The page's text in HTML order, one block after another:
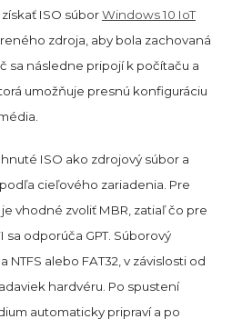
ISO súborWindows 10 IoT
zdroja, aby bola zachovaná
sa následne pripojí k počítaču a
umožňuje presnú konfiguráciu
ISO ako zdrojový súbor a
cieľového zariadenia. Pre
vhodné zvoliť MBR, zatiaľ čo pre
sa odporúča GPT. Súborový
NTFS alebo FAT32, v závislosti od
hardvéru. Po spustení
automaticky pripraví a po